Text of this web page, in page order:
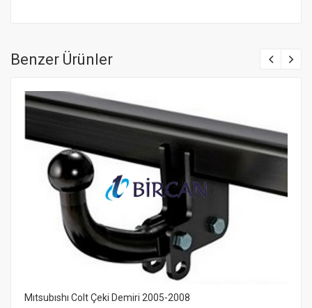
Benzer Ürünler
Mıtsubıshı Colt Çeki Demiri 2005-2008